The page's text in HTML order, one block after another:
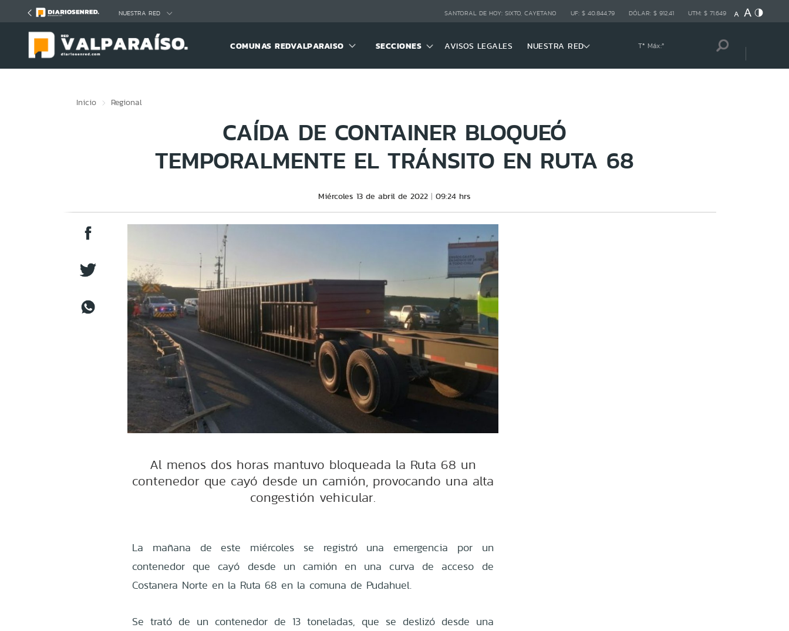
NUESTRA RED SANTORAL DE HOY: SIXTO, CAYETANO UF: $ 40.844,79 DÓLAR: $ 912,41 UTM: $ 71.649
COMUNAS REDVALPARAISO SECCIONES AVISOS LEGALES NUESTRA RED Tª Máx:º
Inicio Regional
CAÍDA DE CONTAINER BLOQUEÓ
TEMPORALMENTE EL TRÁNSITO EN RUTA 68
Miércoles 13 de abril de 2022 09:24 hrs
Al menos dos horas mantuvo bloqueada la Ruta 68 un
contenedor que cayó desde un camión, provocando una alta
congestión vehicular.
La mañana de este miércoles se registró una emergencia por un
contenedor que cayó desde un camión en una curva de acceso de
Costanera Norte en la Ruta 68 en la comuna de Pudahuel.
Se trató de un contenedor de 13 toneladas, que se deslizó desde una